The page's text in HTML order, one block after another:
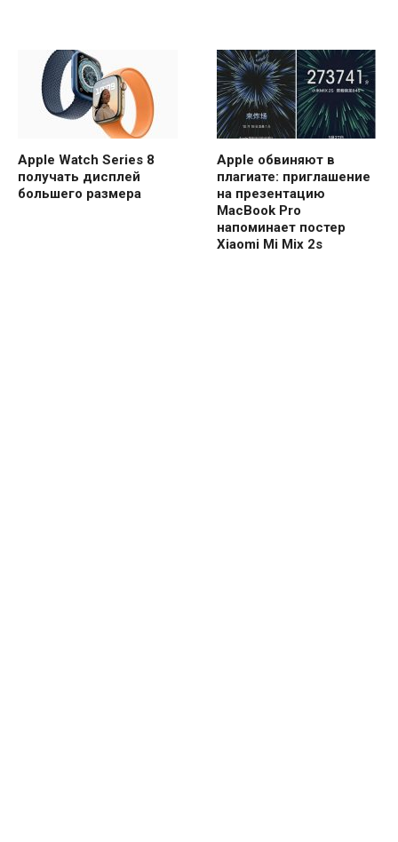
Apple Watch Series 8
получать дисплей
большего размера
Apple обвиняют в
плагиате: приглашение
на презентацию
MacBook Pro
напоминает постер
Xiaomi Mi Mix 2s